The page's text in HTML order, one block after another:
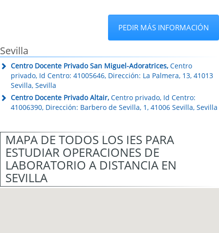
PEDIR MÁS INFORMACIÓN
Sevilla
Centro Docente Privado San Miguel-Adoratrices, Centro
privado, Id Centro: 41005646, Dirección: La Palmera, 13, 41013
Sevilla, Sevilla
Centro Docente Privado Altair, Centro privado, Id Centro:
41006390, Dirección: Barbero de Sevilla, 1, 41006 Sevilla, Sevilla
MAPA DE TODOS LOS IES PARA
ESTUDIAR OPERACIONES DE
LABORATORIO A DISTANCIA EN
SEVILLA